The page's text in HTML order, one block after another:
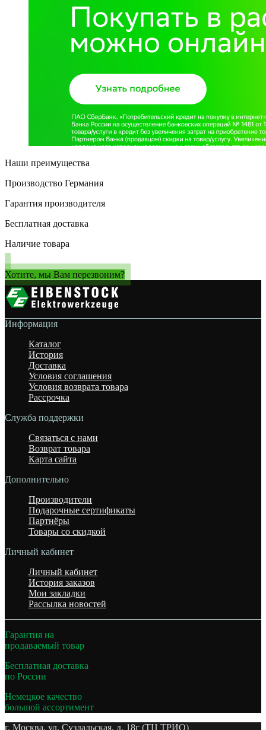
Наши преимущества
Производство Германия
Гарантия производителя
Бесплатная доставка
Наличие товара
Хотите, мы Вам перезвоним?
Информация
Каталог
История
Доставка
Условия соглашения
Условия возврата товара
Рассрочка
Служба поддержки
Связаться с нами
Возврат товара
Карта сайта
Дополнительно
Производители
Подарочные сертификаты
Партнёры
Товары со скидкой
Личный кабинет
Личный кабинет
История заказов
Мои закладки
Рассылка новостей
Гарантия на
продаваемый товар
Бесплатная доставка
по России
Немецкое качество
большой ассортимент
г. Москва. ул. Суздальская, д. 18г (ТЦ ТРИО)